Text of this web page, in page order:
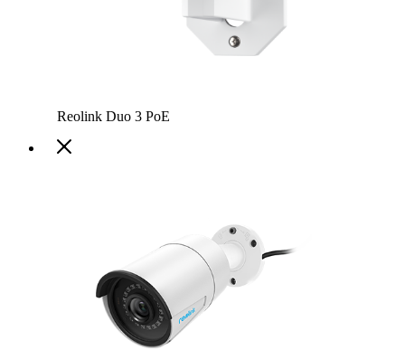
Reolink Duo 3 PoE